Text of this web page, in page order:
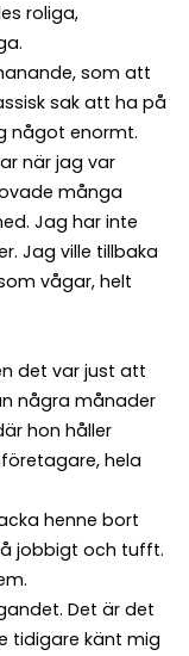
roliga,
som att
sak att ha på
något enormt.
när jag var
många
Jag har inte
Jag ville tillbaka
vågar, helt
det var just att
några månader
hon håller
hela
henne bort
jobbigt och tufft.
Det är det
tidigare känt mig